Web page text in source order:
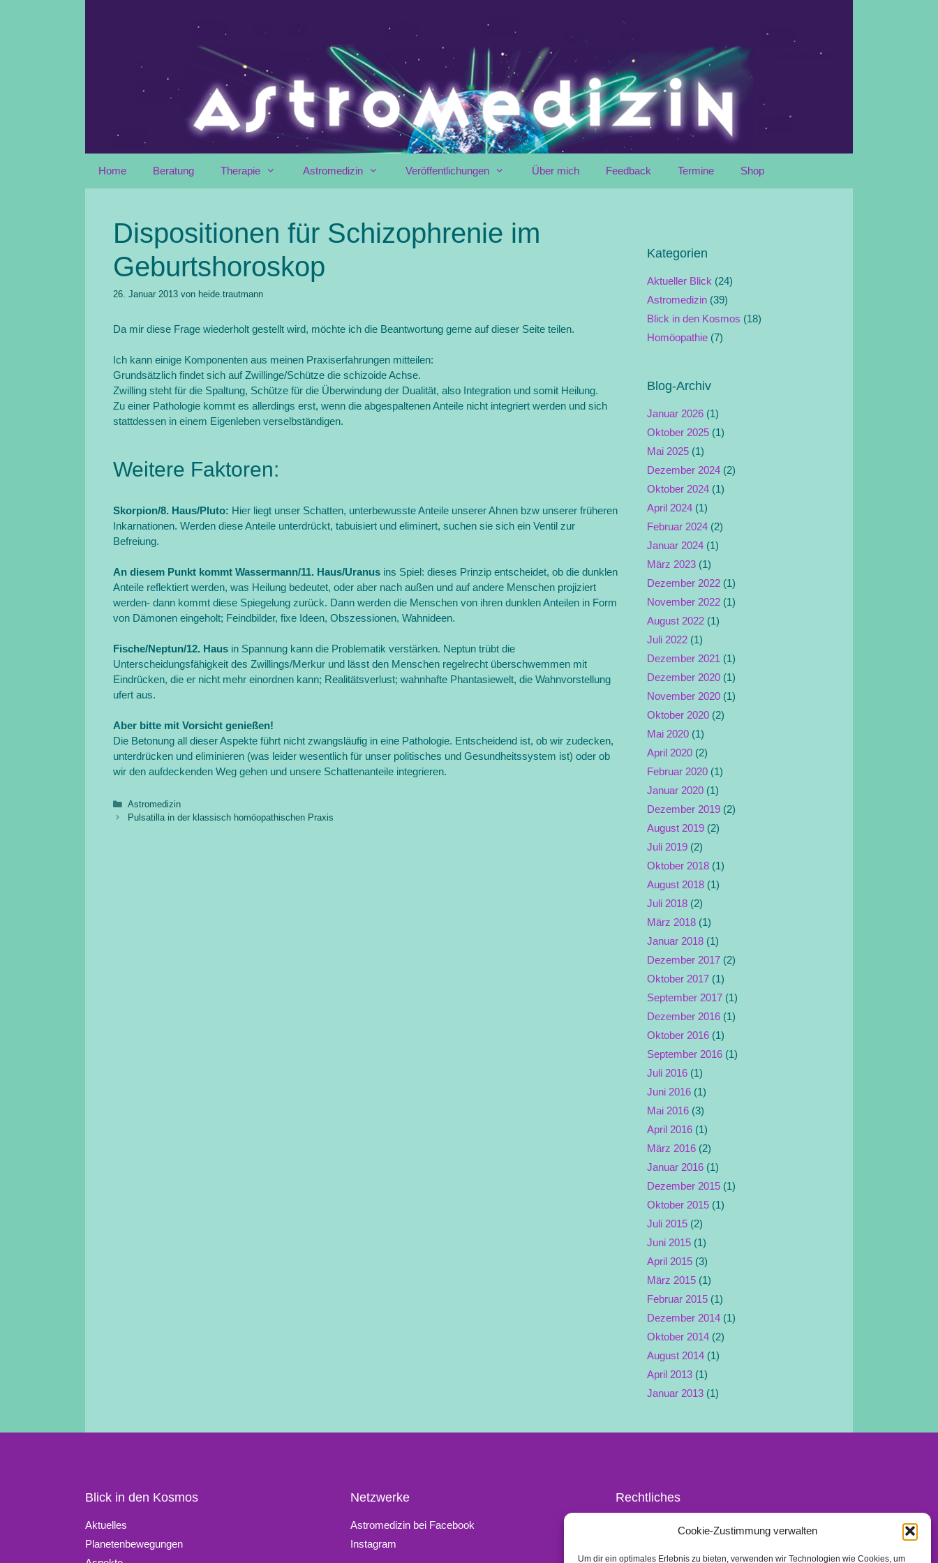
Cookie-Zustimmung verwalten
Um dir ein optimales Erlebnis zu bieten, verwenden wir Technologien wie Cookies, um
Home Beratung Therapie Astromedizin Veröffentlichungen Über mich Feedback Termine Shop
Dispositionen für Schizophrenie im
Geburtshoroskop
26. Januar 2013 von heide.trautmann
Da mir diese Frage wiederholt gestellt wird, möchte ich die Beantwortung gerne auf dieser Seite teilen.
Ich kann einige Komponenten aus meinen Praxiserfahrungen mitteilen:
Grundsätzlich findet sich auf Zwillinge/Schütze die schizoide Achse.
Zwilling steht für die Spaltung, Schütze für die Überwindung der Dualität, also Integration und somit Heilung.
Zu einer Pathologie kommt es allerdings erst, wenn die abgespaltenen Anteile nicht integriert werden und sich
stattdessen in einem Eigenleben verselbständigen.
Weitere Faktoren:
Skorpion/8. Haus/Pluto: Hier liegt unser Schatten, unterbewusste Anteile unserer Ahnen bzw unserer früheren
Inkarnationen. Werden diese Anteile unterdrückt, tabuisiert und eliminert, suchen sie sich ein Ventil zur
Befreiung.
An diesem Punkt kommt Wassermann/11. Haus/Uranus ins Spiel: dieses Prinzip entscheidet, ob die dunklen
Anteile reflektiert werden, was Heilung bedeutet, oder aber nach außen und auf andere Menschen projiziert
werden- dann kommt diese Spiegelung zurück. Dann werden die Menschen von ihren dunklen Anteilen in Form
von Dämonen eingeholt; Feindbilder, fixe Ideen, Obszessionen, Wahnideen.
Fische/Neptun/12. Haus in Spannung kann die Problematik verstärken. Neptun trübt die
Unterscheidungsfähigkeit des Zwillings/Merkur und lässt den Menschen regelrecht überschwemmen mit
Eindrücken, die er nicht mehr einordnen kann; Realitätsverlust; wahnhafte Phantasiewelt, die Wahnvorstellung
ufert aus.
Aber bitte mit Vorsicht genießen!
Die Betonung all dieser Aspekte führt nicht zwangsläufig in eine Pathologie. Entscheidend ist, ob wir zudecken,
unterdrücken und eliminieren (was leider wesentlich für unser politisches und Gesundheitssystem ist) oder ob
wir den aufdeckenden Weg gehen und unsere Schattenanteile integrieren.
Kategorien
Astromedizin
Pulsatilla in der klassisch homöopathischen Praxis
Kategorien
Aktueller Blick (24)
Astromedizin (39)
Blick in den Kosmos (18)
Homöopathie (7)
Blog-Archiv
Januar 2026 (1)
Oktober 2025 (1)
Mai 2025 (1)
Dezember 2024 (2)
Oktober 2024 (1)
April 2024 (1)
Februar 2024 (2)
Januar 2024 (1)
März 2023 (1)
Dezember 2022 (1)
November 2022 (1)
August 2022 (1)
Juli 2022 (1)
Dezember 2021 (1)
Dezember 2020 (1)
November 2020 (1)
Oktober 2020 (2)
Mai 2020 (1)
April 2020 (2)
Februar 2020 (1)
Januar 2020 (1)
Dezember 2019 (2)
August 2019 (2)
Juli 2019 (2)
Oktober 2018 (1)
August 2018 (1)
Juli 2018 (2)
März 2018 (1)
Januar 2018 (1)
Dezember 2017 (2)
Oktober 2017 (1)
September 2017 (1)
Dezember 2016 (1)
Oktober 2016 (1)
September 2016 (1)
Juli 2016 (1)
Juni 2016 (1)
Mai 2016 (3)
April 2016 (1)
März 2016 (2)
Januar 2016 (1)
Dezember 2015 (1)
Oktober 2015 (1)
Juli 2015 (2)
Juni 2015 (1)
April 2015 (3)
März 2015 (1)
Februar 2015 (1)
Dezember 2014 (1)
Oktober 2014 (2)
August 2014 (1)
April 2013 (1)
Januar 2013 (1)
Blick in den Kosmos
Aktuelles
Planetenbewegungen
Netzwerke
Astromedizin bei Facebook
Instagram
Rechtliches